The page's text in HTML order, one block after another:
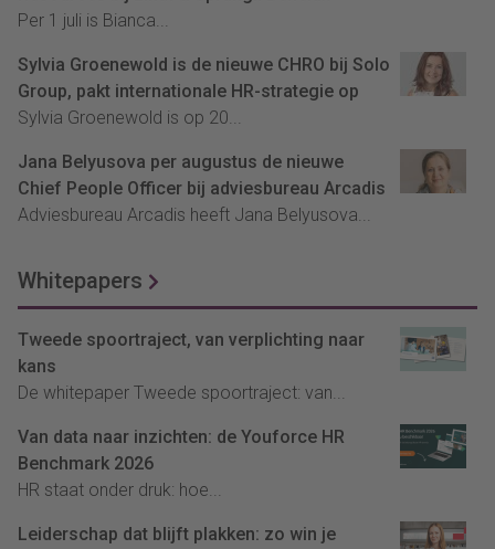
Per 1 juli is Bianca...
Sylvia Groenewold is de nieuwe CHRO bij Solo
Group, pakt internationale HR-strategie op
Sylvia Groenewold is op 20...
Jana Belyusova per augustus de nieuwe
Chief People Officer bij adviesbureau Arcadis
Adviesbureau Arcadis heeft Jana Belyusova...
Whitepapers
Tweede spoortraject, van verplichting naar
kans
De whitepaper Tweede spoortraject: van...
Van data naar inzichten: de Youforce HR
Benchmark 2026
HR staat onder druk: hoe...
Leiderschap dat blijft plakken: zo win je